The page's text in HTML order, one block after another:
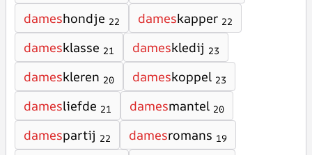
dameshondje 22 dameskapper 22
damesklasse 21 dameskledij 23
dameskleren 20 dameskoppel 23
damesliefde 21 damesmantel 20
damespartij 22 damesromans 19